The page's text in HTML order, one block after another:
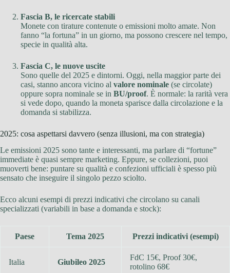
Fascia B, le ricercate stabili
Monete con tirature contenute o emissioni molto amate. Non
fanno “la fortuna” in un giorno, ma possono crescere nel tempo,
specie in qualità alta.
Fascia C, le nuove uscite
Sono quelle del 2025 e dintorni. Oggi, nella maggior parte dei
casi, stanno ancora vicino al valore nominale (se circolate)
oppure sopra nominale se in BU/proof. È normale: la rarità vera
si vede dopo, quando la moneta sparisce dalla circolazione e la
domanda si stabilizza.
2025: cosa aspettarsi davvero (senza illusioni, ma con strategia)
Le emissioni 2025 sono tante e interessanti, ma parlare di “fortune”
immediate è quasi sempre marketing. Eppure, se collezioni, puoi
muoverti bene: puntare su qualità e confezioni ufficiali è spesso più
sensato che inseguire il singolo pezzo sciolto.
Ecco alcuni esempi di prezzi indicativi che circolano su canali
specializzati (variabili in base a domanda e stock):
Paese Tema 2025 Prezzi indicativi (esempi)
Italia Giubileo 2025
FdC 15€, Proof 30€,
rotolino 68€